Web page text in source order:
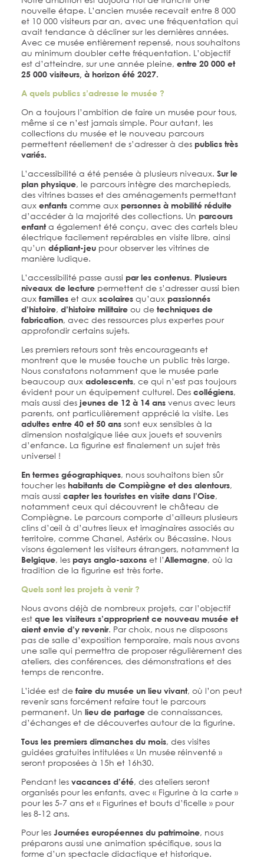
nouvelle étape. L’ancien musée recevait entre 8 000
et 10 000 visiteurs par an, avec une fréquentation qui
avait tendance à décliner sur les dernières années.
Avec ce musée entièrement repensé, nous souhaitons
au minimum doubler cette fréquentation. L’objectif
est d’atteindre, sur une année pleine, entre 20 000 et
25 000 visiteurs, à horizon été 2027.
A quels publics s’adresse le musée ?
On a toujours l’ambition de faire un musée pour tous,
même si ce n’est jamais simple. Pour autant, les
collections du musée et le nouveau parcours
permettent réellement de s’adresser à des publics très
variés.
L’accessibilité a été pensée à plusieurs niveaux. Sur le
plan physique, le parcours intègre des marchepieds,
des vitrines basses et des aménagements permettant
aux enfantscomme aux personnes à mobilité réduite
d’accéder à la majorité des collections. Un parcours
enfanta également été conçu, avec des cartels bleu
électrique facilement repérables en visite libre, ainsi
qu’un dépliant-jeupour observer les vitrines de
manière ludique.
L’accessibilité passe aussi par les contenus. Plusieurs
niveaux de lecturepermettent de s’adresser aussi bien
aux familleset aux scolairesqu’aux passionnés
d’histoire, d’histoire militaire ou detechniques de
fabrication, avec des ressources plus expertes pour
approfondir certains sujets.
Les premiers retours sont très encourageants et
montrent que le musée touche un public très large.
Nous constatons notamment que le musée parle
beaucoup aux adolescents, ce qui n’est pas toujours
évident pour un équipement culturel. Des collégiens,
mais aussi des jeunes de 12 à 14 ansvenus avec leurs
parents, ont particulièrement apprécié la visite. Les
adultes entre 40 et 50 anssont eux sensibles à la
dimension nostalgique liée aux jouets et souvenirs
d’enfance. La figurine est finalement un sujet très
universel !
En termes géographiques, nous souhaitons bien sûr
toucher les habitants de Compiègne et des alentours,
mais aussi capter les touristes en visite dans l’Oise,
notamment ceux qui découvrent le château de
Compiègne. Le parcours comporte d’ailleurs plusieurs
clins d’œil à d’autres lieux et imaginaires associés au
territoire, comme Chanel, Astérix ou Bécassine. Nous
visons également les visiteurs étrangers, notamment la
Belgique, les pays anglo-saxonset l’Allemagne, où la
tradition de la figurine est très forte.
Quels sont les projets à venir ?
Nous avons déjà de nombreux projets, car l’objectif
est que les visiteurs s’approprient ce nouveau musée et
aient envie d’y revenir. Par choix, nous ne disposons
pas de salle d’exposition temporaire, mais nous avons
une salle qui permettra de proposer régulièrement des
ateliers, des conférences, des démonstrations et des
temps de rencontre.
L’idée est de faire du musée un lieu vivant, où l’on peut
revenir sans forcément refaire tout le parcours
permanent. Un lieu de partagede connaissances,
d’échanges et de découvertes autour de la figurine.
Tous les premiers dimanches du mois, des visites
guidées gratuites intitulées « Un musée réinventé »
seront proposées à 15h et 16h30.
Pendant les vacances d’été, des ateliers seront
organisés pour les enfants, avec « Figurine à la carte »
pour les 5-7 ans et « Figurines et bouts d’ficelle » pour
les 8-12 ans.
Pour les Journées européennes du patrimoine, nous
préparons aussi une animation spécifique, sous la
forme d’un spectacle didactique et historique.